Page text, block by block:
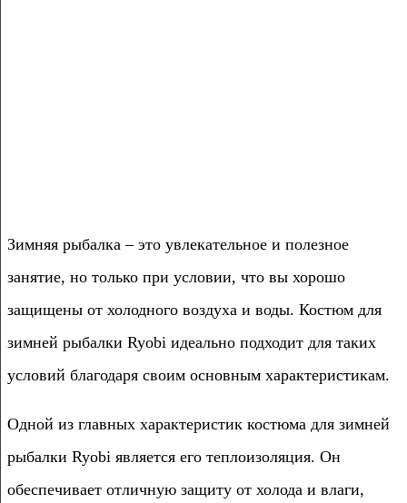
Зимняя рыбалка – это увлекательное и полезное
занятие, но только при условии, что вы хорошо
защищены от холодного воздуха и воды. Костюм для
зимней рыбалки Ryobi идеально подходит для таких
условий благодаря своим основным характеристикам.
Одной из главных характеристик костюма для зимней
рыбалки Ryobi является его теплоизоляция. Он
обеспечивает отличную защиту от холода и влаги,